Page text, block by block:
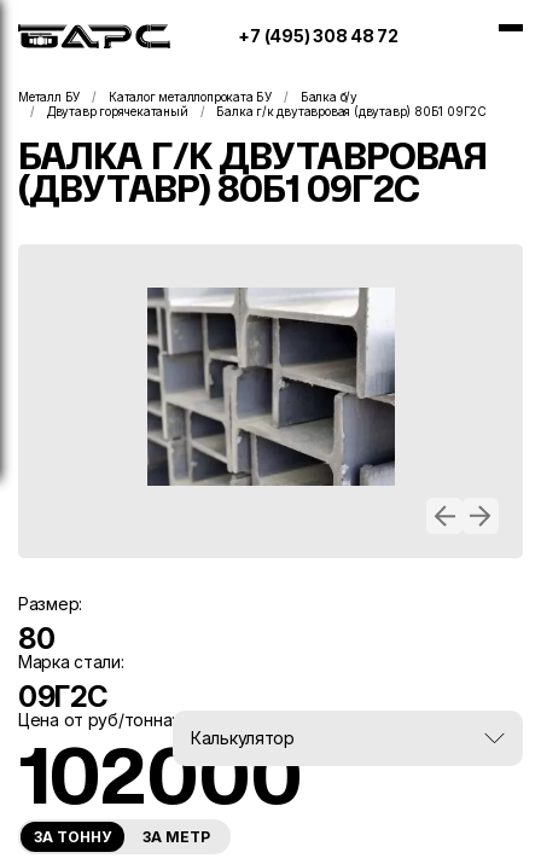
+7 (495) 308 48 72
Металл БУ Каталог металлопроката БУ
Балка б/у
Двутавр горячекатаный
Балка г/к двутавровая (двутавр) 80Б1 09Г2С
БАЛКА Г/К ДВУТАВРОВАЯ
(ДВУТАВР) 80Б1 09Г2С
Размер:
80
Марка стали:
09Г2С
Цена от руб/тонна:
102000
ЗА ТОННУ ЗА МЕТР
Калькулятор
Вес, тн: